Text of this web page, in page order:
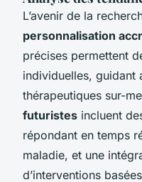
L’avenir de la
personnalisation
précises permettent
individuelles, guidant
thérapeutiques sur-
futuristes incluent
répondant en temps
maladie, et une
d’interventions